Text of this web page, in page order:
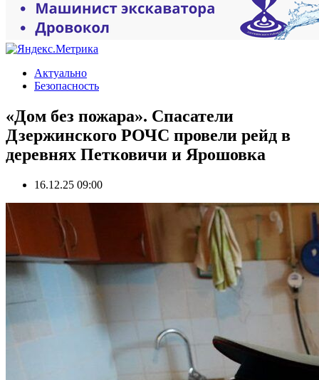
Актуально
Безопасность
«Дом без пожара». Спасатели
Дзержинского РОЧС провели рейд в
деревнях Петковичи и Ярошовка
16.12.25 09:00